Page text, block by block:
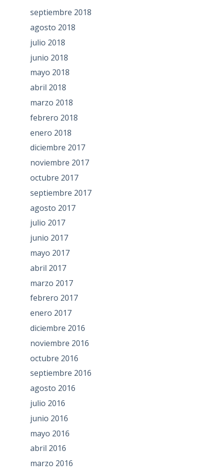
septiembre 2018
agosto 2018
julio 2018
junio 2018
mayo 2018
abril 2018
marzo 2018
febrero 2018
enero 2018
diciembre 2017
noviembre 2017
octubre 2017
septiembre 2017
agosto 2017
julio 2017
junio 2017
mayo 2017
abril 2017
marzo 2017
febrero 2017
enero 2017
diciembre 2016
noviembre 2016
octubre 2016
septiembre 2016
agosto 2016
julio 2016
junio 2016
mayo 2016
abril 2016
marzo 2016